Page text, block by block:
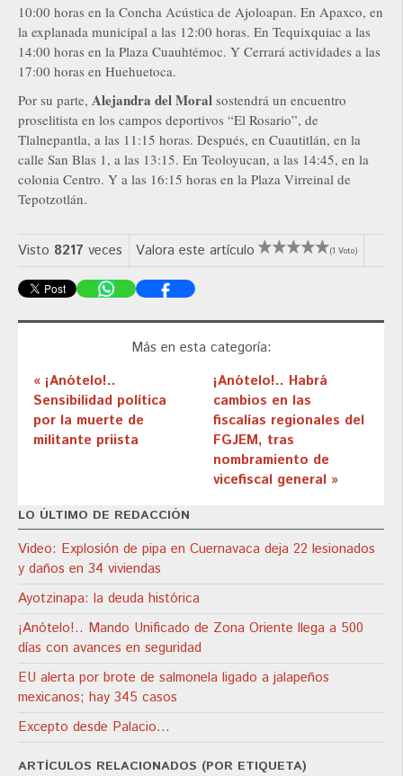
10:00 horas en la Concha Acústica de Ajoloapan. En Apaxco, en
la explanada municipal a las 12:00 horas. En Tequixquiac a las
14:00 horas en la Plaza Cuauhtémoc. Y Cerrará actividades a las
17:00 horas en Huehuetoca.
Por su parte, Alejandra del Moral sostendrá un encuentro
proselitista en los campos deportivos “El Rosario”, de
Tlalnepantla, a las 11:15 horas. Después, en Cuautitlán, en la
calle San Blas 1, a las 13:15. En Teoloyucan, a las 14:45, en la
colonia Centro. Y a las 16:15 horas en la Plaza Virreinal de
Tepotzotlán.
Visto 8217 veces Valora este artículo (1 Voto)
Más en esta categoría:
« ¡Anótelo!..
Sensibilidad política
por la muerte de
militante priista
¡Anótelo!.. Habrá
cambios en las
fiscalías regionales del
FGJEM, tras
nombramiento de
vicefiscal general »
LO ÚLTIMO DE REDACCIÓN
Video: Explosión de pipa en Cuernavaca deja 22 lesionados
y daños en 34 viviendas
Ayotzinapa: la deuda histórica
¡Anótelo!.. Mando Unificado de Zona Oriente llega a 500
días con avances en seguridad
EU alerta por brote de salmonela ligado a jalapeños
mexicanos; hay 345 casos
Excepto desde Palacio…
ARTÍCULOS RELACIONADOS (POR ETIQUETA)